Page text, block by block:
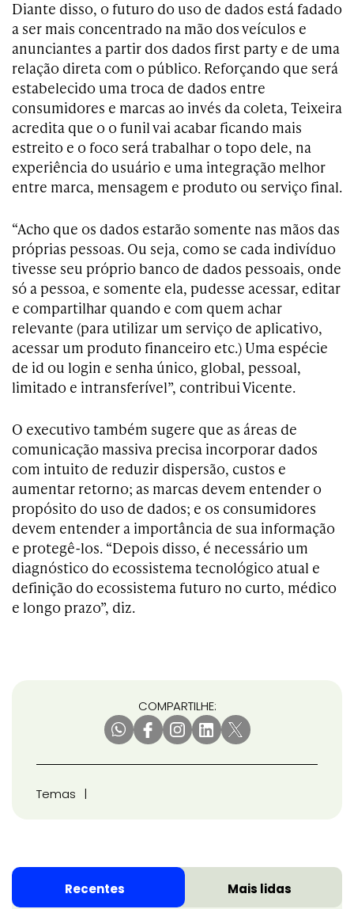
Diante disso, o futuro do uso de dados está fadado
a ser mais concentrado na mão dos veículos e
anunciantes a partir dos dados first party e de uma
relação direta com o público. Reforçando que será
estabelecido uma troca de dados entre
consumidores e marcas ao invés da coleta, Teixeira
acredita que o o funil vai acabar ficando mais
estreito e o foco será trabalhar o topo dele, na
experiência do usuário e uma integração melhor
entre marca, mensagem e produto ou serviço final.
“Acho que os dados estarão somente nas mãos das
próprias pessoas. Ou seja, como se cada indivíduo
tivesse seu próprio banco de dados pessoais, onde
só a pessoa, e somente ela, pudesse acessar, editar
e compartilhar quando e com quem achar
relevante (para utilizar um serviço de aplicativo,
acessar um produto financeiro etc.) Uma espécie
de id ou login e senha único, global, pessoal,
limitado e intransferível”, contribui Vicente.
O executivo também sugere que as áreas de
comunicação massiva precisa incorporar dados
com intuito de reduzir dispersão, custos e
aumentar retorno; as marcas devem entender o
propósito do uso de dados; e os consumidores
devem entender a importância de sua informação
e protegê-los. “Depois disso, é necessário um
diagnóstico do ecossistema tecnológico atual e
definição do ecossistema futuro no curto, médico
e longo prazo”, diz.
COMPARTILHE:
Temas
Recentes Mais lidas